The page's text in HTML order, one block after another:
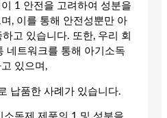
1 안전을 고려하여 성분을
, 이를 통해 안전성뿐만 아
고 있습니다. 또한, 우리 회
네트워크를 통해 아기소독
있으며,
납품한 사례가 있습니다.